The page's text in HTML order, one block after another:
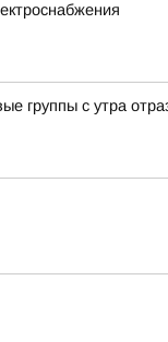
группы с утра